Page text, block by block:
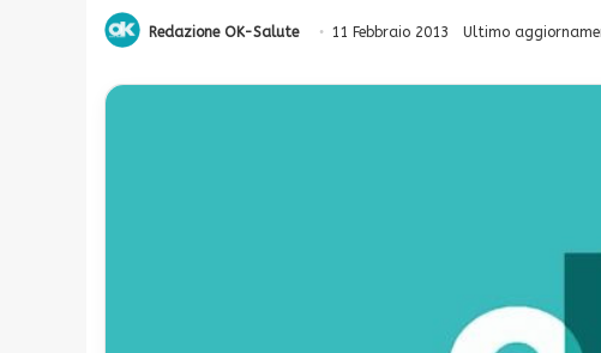
Redazione OK-Salute 11 Febbraio 2013 Ultimo